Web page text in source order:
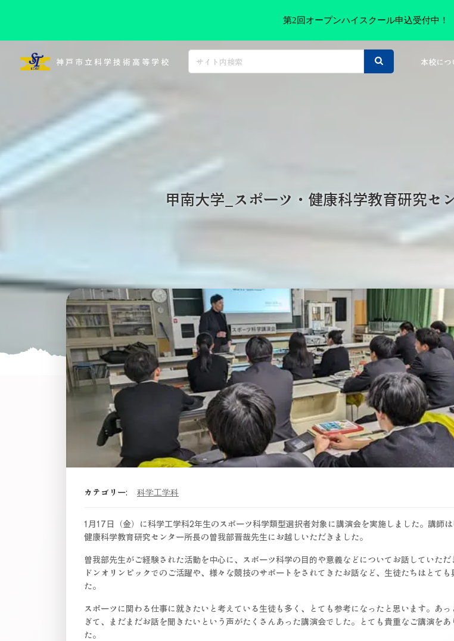
ッ
プ
神戸市立科学技術高等学校 本校につ
甲南大学_スポーツ・健康科学教育研究セ
カテゴリー: 科学工学科
1月17日（金）に科学工学科2年生のスポーツ科学類型選択者対象に講演会を実施しました。講師
健康科学教育研究センター所長の曽我部晋哉先生にお越しいただきました。
曽我部先生がご経験された活動を中心に、スポーツ科学の目的や意義などについてお話していた
ドンオリンピックでのご活躍や、様々な競技のサポートをされてきたお話など、生徒たちはとて
た。
スポーツに関わる仕事に就きたいと考えている生徒も多く、とても参考になったと思います。あ
ぎて、まだまだお話を聞きたいという声がたくさんあった講演会でした。とても貴重なご講演をあ
た。
第2回オープンハイスクール申込受付中！